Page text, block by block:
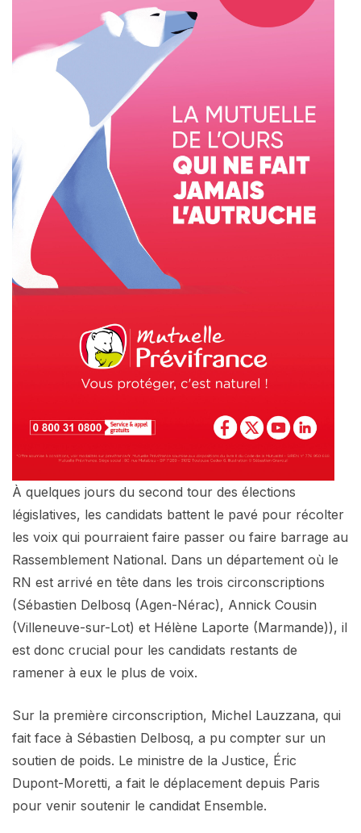
À quelques jours du second tour des élections
législatives, les candidats battent le pavé pour récolter
les voix qui pourraient faire passer ou faire barrage au
Rassemblement National. Dans un département où le
RN est arrivé en tête dans les trois circonscriptions
(Sébastien Delbosq (Agen-Nérac), Annick Cousin
(Villeneuve-sur-Lot) et Hélène Laporte (Marmande)), il
est donc crucial pour les candidats restants de
ramener à eux le plus de voix.
Sur la première circonscription, Michel Lauzzana, qui
fait face à Sébastien Delbosq, a pu compter sur un
soutien de poids. Le ministre de la Justice, Éric
Dupont-Moretti, a fait le déplacement depuis Paris
pour venir soutenir le candidat Ensemble.